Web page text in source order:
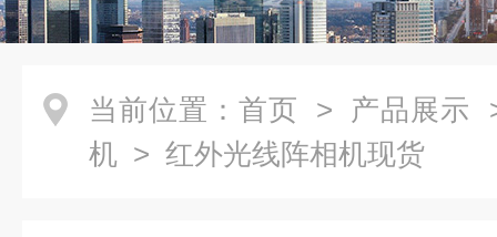
当前位置： 首页 > 产品展示
机 > 红外光线阵相机现货